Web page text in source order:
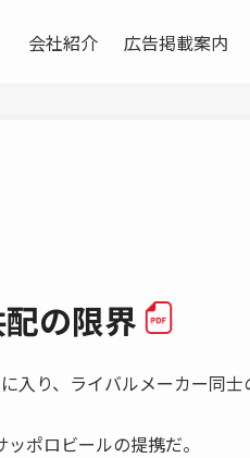
会社紹介 広告掲載案内
の限界
り、ライバルメーカー同士
ポロビールの提携だ。